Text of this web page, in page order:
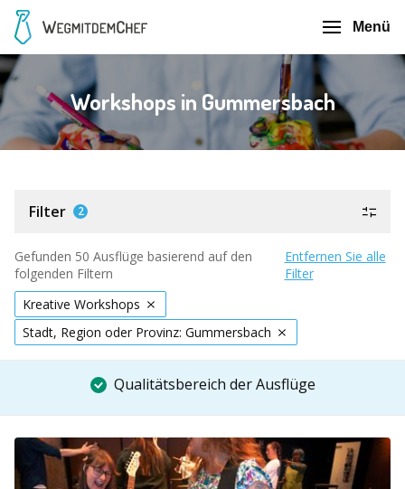
Menü
Workshops in Gummersbach
Filter 2
Gefunden 50 Ausflüge basierend auf den
folgenden Filtern
Entfernen Sie alle
Filter
Kreative Workshops
Stadt, Region oder Provinz: Gummersbach
Qualitätsbereich der Ausflüge